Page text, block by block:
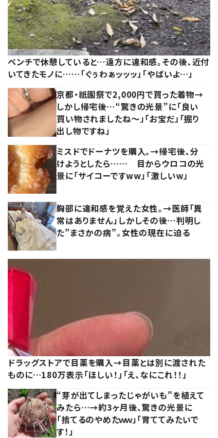
ベンチで休憩していると…遠方に違和感。その後、近付
いてきたモノに……「ぐぅわぁッッッ」「やばいよ…」
京都・祇園祭で2,000円で買った着物→
しかし帰宅後…“驚きの光景”に「良い
買い物されましたね～」「お宝だ」「掘り
出し物ですね」
ミスドでドーナツを購入。→帰宅後、分
けようとしたら…… 目からウロコの光
景に「サイコーですww」「激しいw」
胸部に違和感を覚えた女性。→医師「異
常はありません」しかしその後…判明し
た”まさかの病”。女性の現在に迫る
ドラッグストアで目薬を購入→目薬とは別に渡された
ものに…180万表示「ほしい！」「え、なにこれ！！」
“芽が出てしまったじゃがいも”を植えて
みたら…→約3ヶ月後、驚きの光景に
「捨てるのやめたｗｗ」「育ててみたいで
す！」